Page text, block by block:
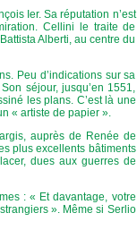
Ier. Sa réputation n’est
Cellini le traite de
Alberti, au centre du
Peu d’indications sur sa
séjour, jusqu’en 1551,
les plans. C’est là une
« artiste de papier ».
auprès de Renée de
plus excellents bâtiments
dues aux guerres de
: « Et davantage, votre
». Même si Serlio